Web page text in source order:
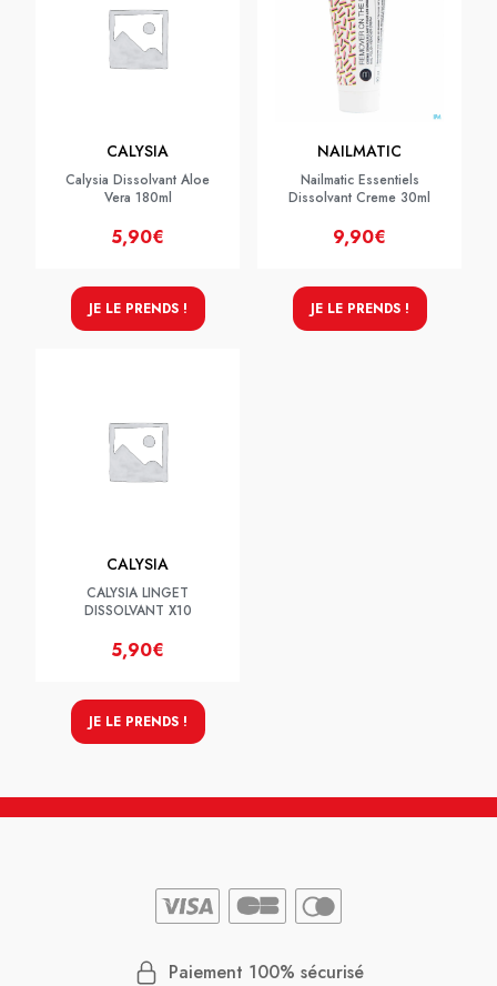
CALYSIA
Calysia Dissolvant Aloe
Vera 180ml
5,90€
JE LE PRENDS !
NAILMATIC
Nailmatic Essentiels
Dissolvant Creme 30ml
9,90€
JE LE PRENDS !
CALYSIA
CALYSIA LINGET
DISSOLVANT X10
5,90€
JE LE PRENDS !
Paiement 100% sécurisé